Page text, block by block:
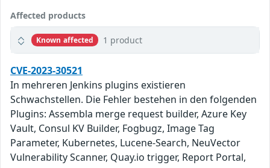
Affected products
Known affected 1 product
CVE-2023-30521
In mehreren Jenkins plugins existieren
Schwachstellen. Die Fehler bestehen in den folgenden
Plugins: Assembla merge request builder, Azure Key
Vault, Consul KV Builder, Fogbugz, Image Tag
Parameter, Kubernetes, Lucene-Search, NeuVector
Vulnerability Scanner, Quay.io trigger, Report Portal,